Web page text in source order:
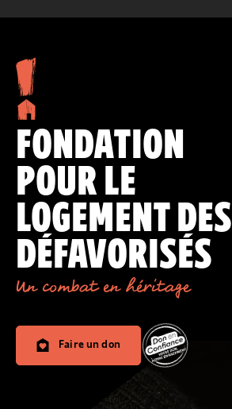
FONDATION
POUR LE
LOGEMENT DES
DÉFAVORISÉS
Un combat en héritage
Faire un don